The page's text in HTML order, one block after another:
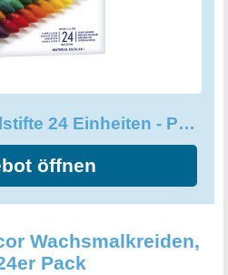
Manley Wachsmalstifte 24 Einheiten - Professionelle Wachsmalstifte
öffnen
Wachsmalkreiden,
Pack